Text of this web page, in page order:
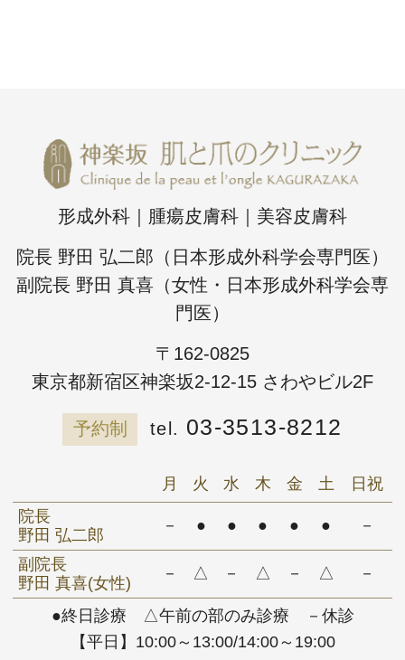
形成外科｜腫瘍皮膚科｜美容皮膚科
院長 野田 弘二郎（日本形成外科学会専門医）
副院長 野田 真喜（女性・日本形成外科学会専
門医）
〒162-0825
東京都新宿区神楽坂2-12-15 さわやビル2F
予約制 03-3513-8212
●終日診療 △午前の部のみ診療 －休診
【平日】10:00～13:00/14:00～19:00
月 火 水 木 金 土
日祝
院長
野田 弘二郎
－ ● ● ● ● ● －
副院長
野田 真喜(女性)
－ △ － △ － △ －